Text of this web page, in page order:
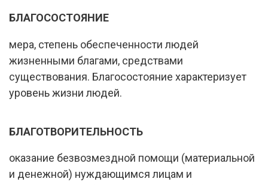
БЛАГОСОСТОЯНИЕ
мера, степень обеспеченности людей
жизненными благами, средствами
существования. Благосостояние характеризует
уровень жизни людей.
БЛАГОТВОРИТЕЛЬНОСТЬ
оказание безвозмездной помощи (материальной
и денежной) нуждающимся лицам и